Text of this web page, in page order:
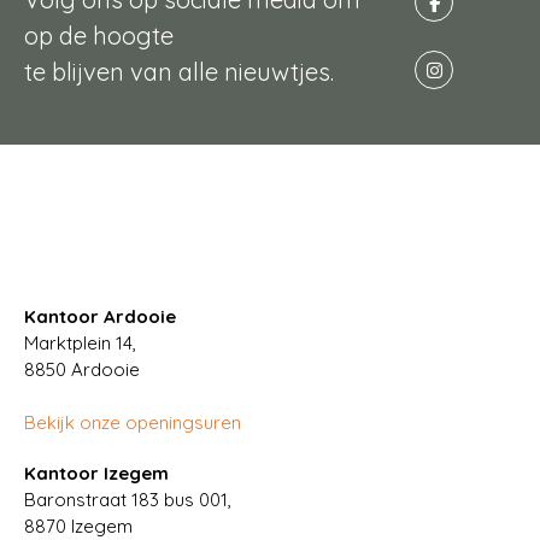
op de hoogte
te blijven van alle nieuwtjes.
Kantoor Ardooie
Marktplein 14,
8850 Ardooie
Bekijk onze openingsuren
Kantoor Izegem
Baronstraat 183 bus 001,
8870 Izegem